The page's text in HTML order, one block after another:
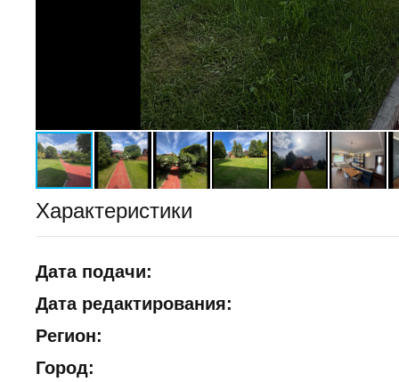
Характеристики
Дата подачи:
Дата редактирования:
Регион:
Город: